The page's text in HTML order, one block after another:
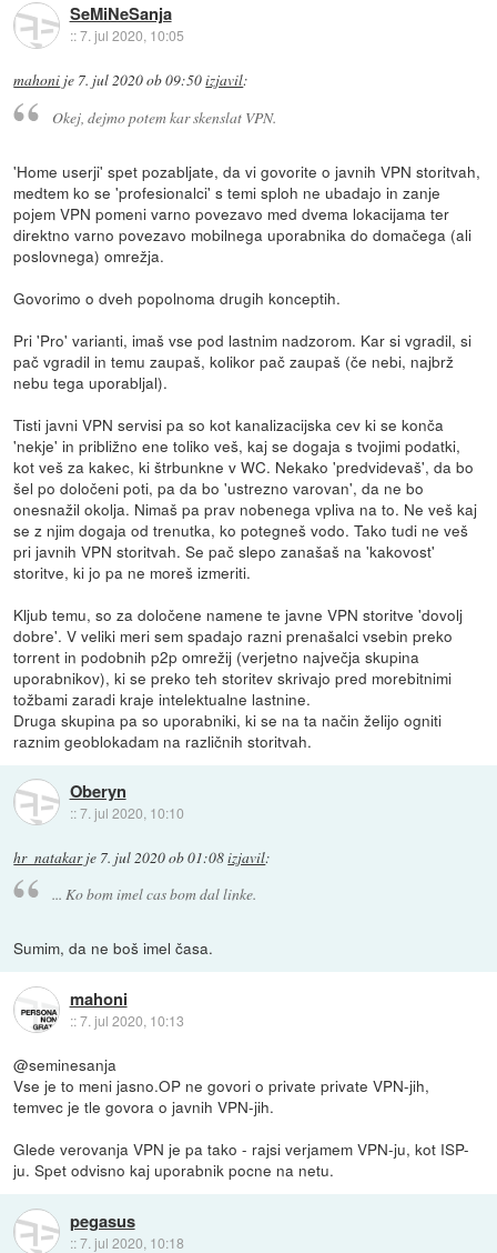
SeMiNeSanja
::7. jul 2020, 10:05
mahoni je 7. jul 2020 ob 09:50izjavil:
Okej, dejmo potem kar skenslat VPN.
'Home userji' spet pozabljate, da vi govorite o javnih VPN storitvah,
medtem ko se 'profesionalci' s temi sploh ne ubadajo in zanje
pojem VPN pomeni varno povezavo med dvema lokacijama ter
direktno varno povezavo mobilnega uporabnika do domačega (ali
poslovnega) omrežja.
Govorimo o dveh popolnoma drugih konceptih.
Pri 'Pro' varianti, imaš vse pod lastnim nadzorom. Kar si vgradil, si
pač vgradil in temu zaupaš, kolikor pač zaupaš (če nebi, najbrž
nebu tega uporabljal).
Tisti javni VPN servisi pa so kot kanalizacijska cev ki se konča
'nekje' in približno ene toliko veš, kaj se dogaja s tvojimi podatki,
kot veš za kakec, ki štrbunkne v WC. Nekako 'predvidevaš', da bo
šel po določeni poti, pa da bo 'ustrezno varovan', da ne bo
onesnažil okolja. Nimaš pa prav nobenega vpliva na to. Ne veš kaj
se z njim dogaja od trenutka, ko potegneš vodo. Tako tudi ne veš
pri javnih VPN storitvah. Se pač slepo zanašaš na 'kakovost'
storitve, ki jo pa ne moreš izmeriti.
Kljub temu, so za določene namene te javne VPN storitve 'dovolj
dobre'. V veliki meri sem spadajo razni prenašalci vsebin preko
torrent in podobnih p2p omrežij (verjetno največja skupina
uporabnikov), ki se preko teh storitev skrivajo pred morebitnimi
tožbami zaradi kraje intelektualne lastnine.
Druga skupina pa so uporabniki, ki se na ta način želijo ogniti
raznim geoblokadam na različnih storitvah.
Oberyn
::7. jul 2020, 10:10
hr_natakarje 7. jul 2020 ob 01:08izjavil:
... Ko bom imel cas bom dal linke.
Sumim, da ne boš imel časa.
mahoni
::7. jul 2020, 10:13
@seminesanja
Vse je to meni jasno.OP ne govori o private private VPN-jih,
temvec je tle govora o javnih VPN-jih.
Glede verovanja VPN je pa tako - rajsi verjamem VPN-ju, kot ISP-
ju. Spet odvisno kaj uporabnik pocne na netu.
pegasus
::7. jul 2020, 10:18